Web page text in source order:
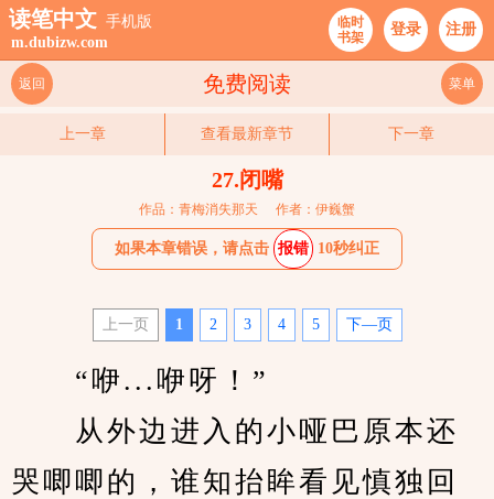
读笔中文 手机版
m.dubizw.com
临时
书架
登录 注册
免费阅读
返回 菜单
上一章 查看最新章节 下一章
27.闭嘴
作品：青梅消失那天 作者：伊巍蟹
如果本章错误，请点击 报错 10秒纠正
上一页 1 2 3 4 5 下—页
“咿...咿呀！”
从外边进入的小哑巴原本还
哭唧唧的，谁知抬眸看见慎独回